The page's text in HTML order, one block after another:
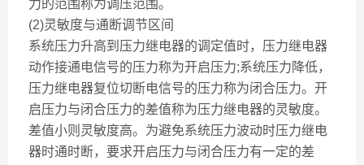
力的范围称为调压范围。
(2)灵敏度与通断调节区间
系统压力升高到压力继电器的调定值时，压力继电器
动作接通电信号的压力称为开启压力;系统压力降低，
压力继电器复位切断电信号的压力称为闭合压力。开
启压力与闭合压力的差值称为压力继电器的灵敏度。
差值小则灵敏度高。为避免系统压力波动时压力继电
器时通时断，要求开启压力与闭合压力有一定的差